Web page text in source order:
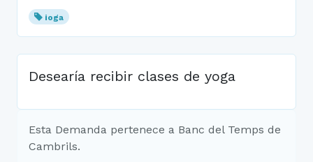
ioga
Desearía recibir clases de yoga
Esta Demanda pertenece a Banc del Temps de
Cambrils.